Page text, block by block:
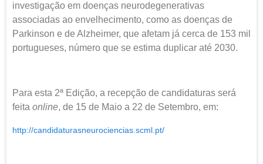
investigação em doenças neurodegenerativas
associadas ao envelhecimento, como as doenças de
Parkinson e de Alzheimer, que afetam já cerca de 153 mil
portugueses, número que se estima duplicar até 2030.
Para esta 2ª Edição, a recepção de candidaturas será
feita online, de 15 de Maio a 22 de Setembro, em:
http://candidaturasneurociencias. scml.pt/